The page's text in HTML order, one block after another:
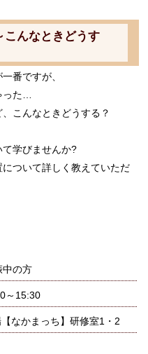
こんなときどうす
番ですが、
った…
こんなときどうする？
学びませんか?
ついて詳しく教えていただ
中の方
～15:30
なかまっち】研修室1・2